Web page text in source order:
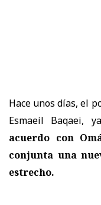
Hace unos días, el
Esmaeil Baqaei,
acuerdo con
conjunta una
estrecho.